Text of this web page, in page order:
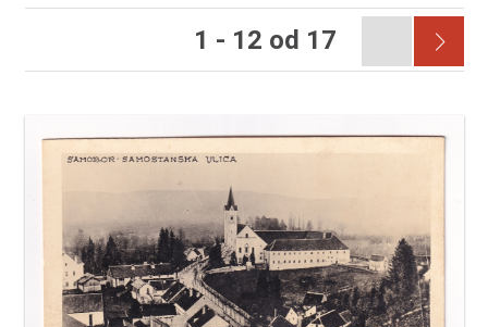
1 - 12 od 17